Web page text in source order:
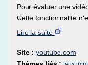
Pour évaluer une
Cette fonctionnalité
Lire la suite
Site : youtube.com